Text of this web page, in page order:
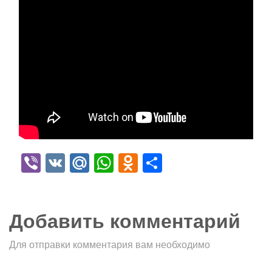
Viber
VK Mail.Ru
WhatsApp
Odnoklassniki
Добавить комментарий
Для отправки комментария вам необходимо